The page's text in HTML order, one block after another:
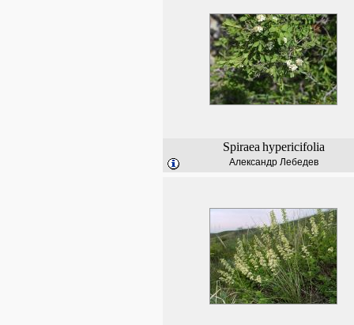
Spiraea hypericifolia
Александр Лебедев